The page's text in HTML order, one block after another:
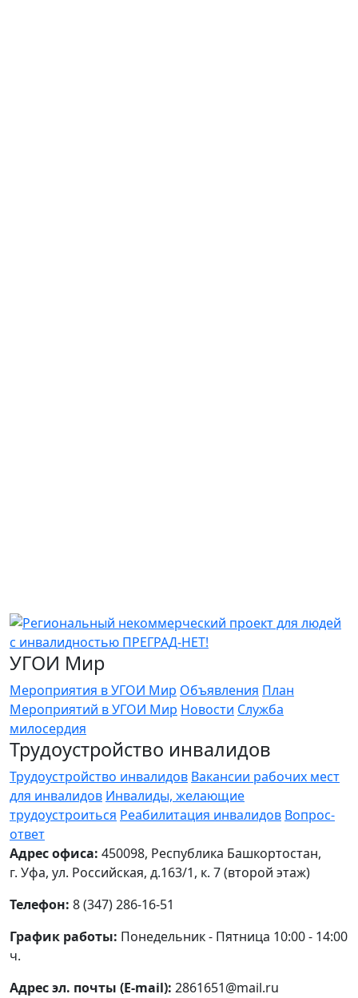
УГОИ Мир
Мероприятия в УГОИ Мир Объявления План
Мероприятий в УГОИ Мир Новости Служба
милосердия
Трудоустройство инвалидов
Трудоустройство инвалидов Вакансии рабочих мест
для инвалидов Инвалиды, желающие
трудоустроиться Реабилитация инвалидов Вопрос-
ответ
Адрес офиса: 450098, Республика Башкортостан,
г. Уфа, ул. Российская, д.163/1, к. 7 (второй этаж)
Телефон: 8 (347) 286-16-51
График работы: Понедельник - Пятница 10:00 - 14:00
ч.
Адрес эл. почты (E-mail): 2861651@mail.ru